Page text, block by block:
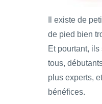
Il existe de
de pied bien
Et pourtant,
tous,
plus experts,
bénéfices.